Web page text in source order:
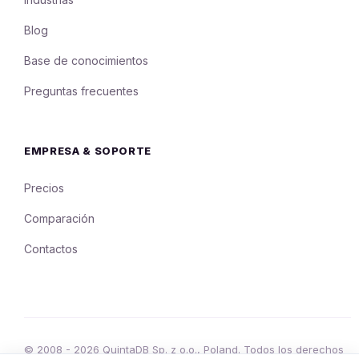
Blog
Base de conocimientos
Preguntas frecuentes
EMPRESA & SOPORTE
Precios
Comparación
Contactos
© 2008 - 2026 QuintaDB Sp. z o.o., Poland. Todos los derechos